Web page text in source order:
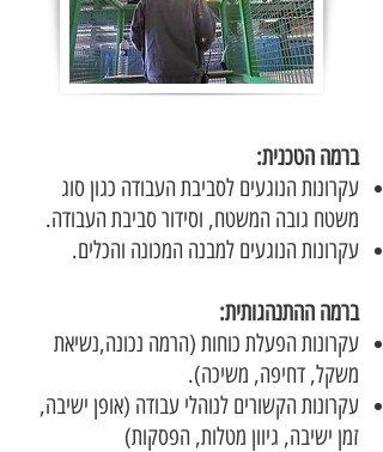
ברמה הטכנית:
עקרונות הנוגעים לסביבת העבודה כגון סוג
משטח גובה המשטח, וסידור סביבת העבודה.
עקרונות הנוגעים למבנה המכונה והכלים.
ברמה ההתנהגותית:
עקרונות הפעלת כוחות (הרמה נכונה,נשיאת
משקל, דחיפה, משיכה).
עקרונות הקשורים לנוהלי עבודה (אופן ישיבה,
זמן ישיבה, גיוון מטלות, הפסקות)